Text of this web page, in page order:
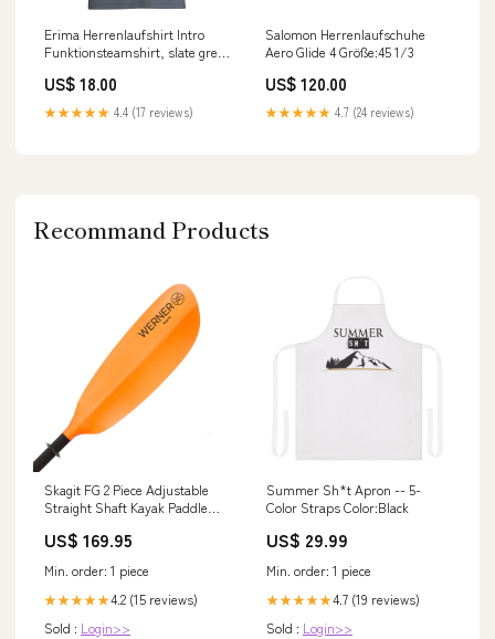
Erima Herrenlaufshirt Intro
Funktionsteamshirt, slate grey
US$ 18.00
★★★★★ 4.4 (17 reviews)
Salomon Herrenlaufschuhe
Aero Glide 4 Größe:45 1/3
US$ 120.00
★★★★★ 4.7 (24 reviews)
Recommand Products
Skagit FG 2 Piece Adjustable
Straight Shaft Kayak Paddle
US$ 169.95
Min. order: 1 piece
★★★★★4.2 (15 reviews)
Sold : Login>>
Summer Sh*t Apron -- 5-
Color Straps Color:Black
US$ 29.99
Min. order: 1 piece
★★★★★4.7 (19 reviews)
Sold : Login>>